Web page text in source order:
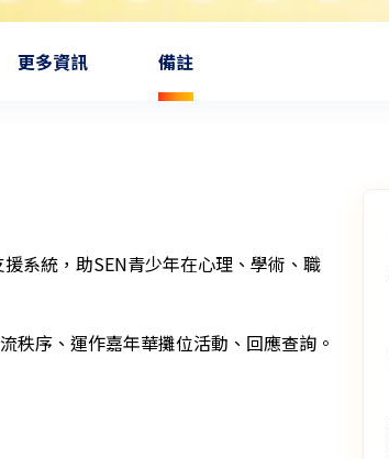
更多資訊 備註
系統，助SEN青少年在心理、學術、職
秩序、運作嘉年華攤位活動、回應查詢。